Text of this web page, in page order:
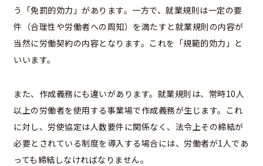
う「免罰的効力」があります。一方で、就業規則は一定の要
件（合理性や労働者への周知）を満たすと就業規則の内容が
当然に労働契約の内容となります。これを「規範的効力」と
いいます。
また、作成義務にも違いがあります。就業規則は、常時10人
以上の労働者を使用する事業場で作成義務が生じます。これ
に対し、労使協定は人数要件に関係なく、法令上その締結が
必要とされている制度を導入する場合には、労働者が1人であ
っても締結しなければなりません。